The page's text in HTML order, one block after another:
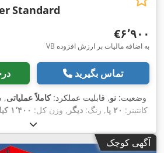
Standard
‎€۶٬۹۰۰
VB به اضافه مالیات بر ارزش افزوده
تماس بگیرید
وضعیت: نو, قابلیت عملکرد:کاملاً عملیاتی,
کانتینر: ۲۰ پا , رنگ: دیگر , وزن کل: ۱٬۴۰۰ کیلوگرم
, عرض فضای بارگیری:
بارگیری:۶٬۰۵۸ میلی‌متر , ارتفاع
, آگهی کوچک